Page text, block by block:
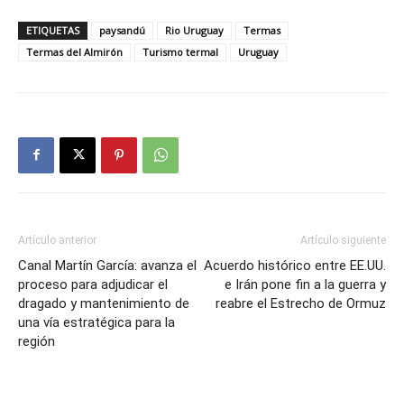
ETIQUETAS paysandú Rio Uruguay
Termas
Termas del Almirón
Turismo termal Uruguay
Artículo anterior
Canal Martín García: avanza el
proceso para adjudicar el
dragado y mantenimiento de
una vía estratégica para la
región
Artículo siguiente
Acuerdo histórico entre EE.UU.
e Irán pone fin a la guerra y
reabre el Estrecho de Ormuz